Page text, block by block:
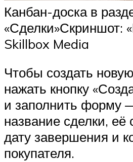
Канбан-доска в
«Сделки»Скриншот:
Skillbox Media
Чтобы создать
нажать кнопку
и заполнить форму
название сделки, её
дату завершения и
покупателя.